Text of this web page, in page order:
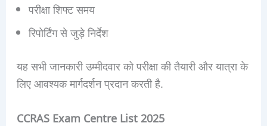
परीक्षा शिफ्ट समय
रिपोर्टिंग से जुड़े निर्देश
यह सभी जानकारी उम्मीदवार को परीक्षा की तैयारी और यात्रा के
लिए आवश्यक मार्गदर्शन प्रदान करती है.
CCRAS Exam Centre List 2025